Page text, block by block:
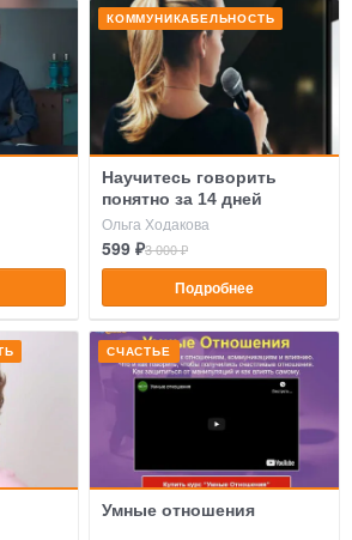
КОММУНИКАБЕЛЬНОСТЬ
Научитесь говорить
понятно за 14 дней
Ольга Ходакова
599 ₽3 000 ₽
Подробнее
СЧАСТЬЕ
Умные отношения